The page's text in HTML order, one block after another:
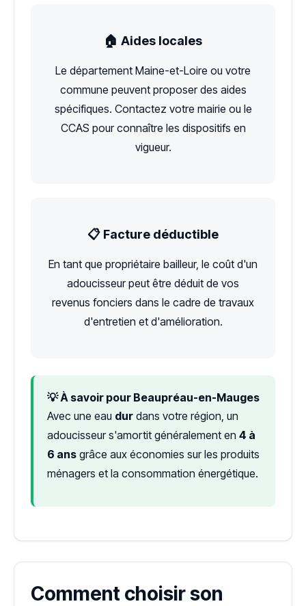
🏠 Aides locales
Le département Maine-et-Loire ou votre
commune peuvent proposer des aides
spécifiques. Contactez votre mairie ou le
CCAS pour connaître les dispositifs en
vigueur.
📋 Facture déductible
En tant que propriétaire bailleur, le coût d'un
adoucisseur peut être déduit de vos
revenus fonciers dans le cadre de travaux
d'entretien et d'amélioration.
💡 À savoir pour Beaupréau-en-Mauges
Avec une eau dur dans votre région, un
adoucisseur s'amortit généralement en 4 à
6 ans grâce aux économies sur les produits
ménagers et la consommation énergétique.
Comment choisir son